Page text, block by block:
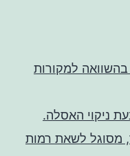
למקורות
ניקוי האסלה.
מסוגל לשאת רמות